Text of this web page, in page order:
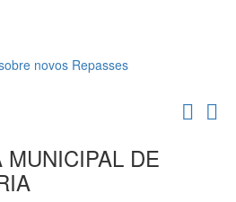
novos Repasses
DE